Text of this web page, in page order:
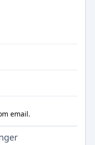
email.